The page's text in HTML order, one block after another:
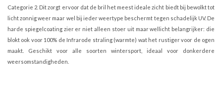
Categorie 2. Dit zorgt ervoor dat de bril het meest ideale zicht biedt bij bewolkt tot
licht zonnig weer maar wel bij ieder weertype beschermt tegen schadelijk UV. De
harde spiegelcoating zier er niet alleen stoer uit maar wellicht belangrijker: die
blokt ook voor 100% de Infrarode straling (warmte) wat het rustiger voor de ogen
maakt. Geschikt voor alle soorten wintersport, ideaal voor donkerdere
weersomstandigheden.